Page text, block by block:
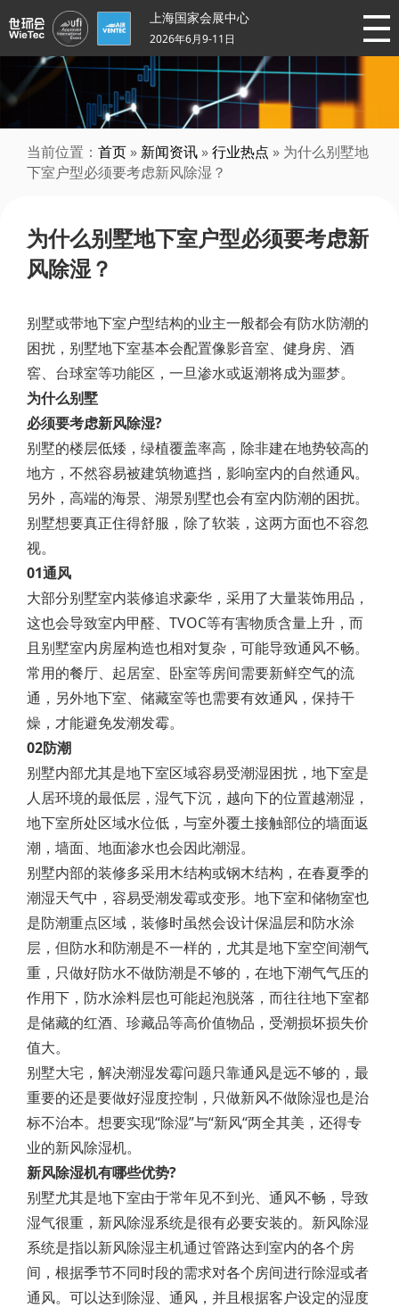
上海国家会展中心
2026年6月9-11日
当前位置： 首页 » 新闻资讯 »行业热点 » 为什么别墅地
下室户型必须要考虑新风除湿？
为什么别墅地下室户型必须要考虑新
风除湿？
别墅或带地下室户型结构的业主一般都会有防水防潮的
困扰，别墅地下室基本会配置像影音室、健身房、酒
窖、台球室等功能区，一旦渗水或返潮将成为噩梦。
为什么别墅
必须要考虑新风除湿?
别墅的楼层低矮，绿植覆盖率高，除非建在地势较高的
地方，不然容易被建筑物遮挡，影响室内的自然通风。
另外，高端的海景、湖景别墅也会有室内防潮的困扰。
别墅想要真正住得舒服，除了软装，这两方面也不容忽
视。
01通风
大部分别墅室内装修追求豪华，采用了大量装饰用品，
这也会导致室内甲醛、TVOC等有害物质含量上升，而
且别墅室内房屋构造也相对复杂，可能导致通风不畅。
常用的餐厅、起居室、卧室等房间需要新鲜空气的流
通，另外地下室、储藏室等也需要有效通风，保持干
燥，才能避免发潮发霉。
02防潮
别墅内部尤其是地下室区域容易受潮湿困扰，地下室是
人居环境的最低层，湿气下沉，越向下的位置越潮湿，
地下室所处区域水位低，与室外覆土接触部位的墙面返
潮，墙面、地面渗水也会因此潮湿。
别墅内部的装修多采用木结构或钢木结构，在春夏季的
潮湿天气中，容易受潮发霉或变形。地下室和储物室也
是防潮重点区域，装修时虽然会设计保温层和防水涂
层，但防水和防潮是不一样的，尤其是地下室空间潮气
重，只做好防水不做防潮是不够的，在地下潮气气压的
作用下，防水涂料层也可能起泡脱落，而往往地下室都
是储藏的红酒、珍藏品等高价值物品，受潮损坏损失价
值大。
别墅大宅，解决潮湿发霉问题只靠通风是远不够的，最
重要的还是要做好湿度控制，只做新风不做除湿也是治
标不治本。想要实现“除湿”与“新风“两全其美，还得专
业的新风除湿机。
新风除湿机有哪些优势?
别墅尤其是地下室由于常年见不到光、通风不畅，导致
湿气很重，新风除湿系统是很有必要安装的。新风除湿
系统是指以新风除湿主机通过管路达到室内的各个房
间，根据季节不同时段的需求对各个房间进行除湿或者
通风。可以达到除湿、通风，并且根据客户设定的湿度